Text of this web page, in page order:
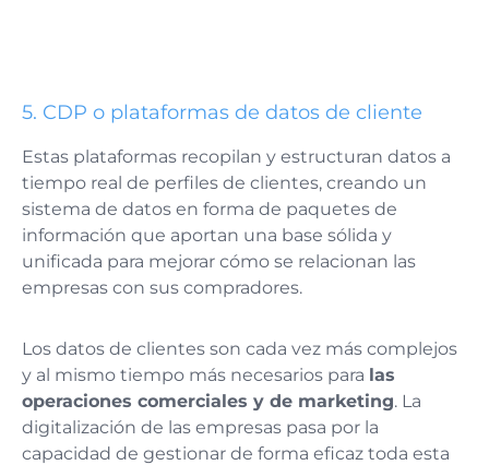
5. CDP o plataformas de datos de cliente
Estas plataformas recopilan y estructuran datos a
tiempo real de perfiles de clientes, creando un
sistema de datos en forma de paquetes de
información que aportan una base sólida y
unificada para mejorar cómo se relacionan las
empresas con sus compradores.
Los datos de clientes son cada vez más complejos
y al mismo tiempo más necesarios para las
operaciones comerciales y de marketing. La
digitalización de las empresas pasa por la
capacidad de gestionar de forma eficaz toda esta